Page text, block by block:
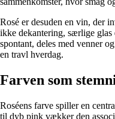
Rosé er desuden en vin, der
ikke dekantering, særlige glas
spontant, deles med venner
en travl hverdag.
Farven som
Roséens farve spiller en
til dyb pink vækker den